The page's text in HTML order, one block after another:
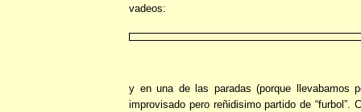
vadeos:
y en una de las paradas (porque llevabamos
improvisado pero reñidisimo partido de “furbol”.